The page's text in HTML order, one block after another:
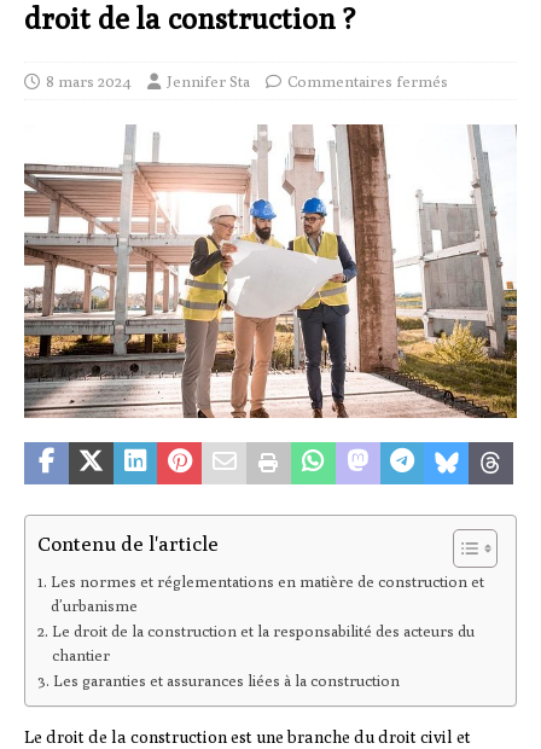
droit de la construction ?
8 mars 2024 Jennifer Sta Commentaires fermés
Contenu de l'article
Les normes et réglementations en matière de construction et
d’urbanisme
Le droit de la construction et la responsabilité des acteurs du
chantier
Les garanties et assurances liées à la construction
Le droit de la construction est une branche du droit civil et